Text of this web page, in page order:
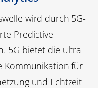
wird durch 5G-
Predictive
5G bietet die ultra-
Kommunikation für
und Echtzeit-